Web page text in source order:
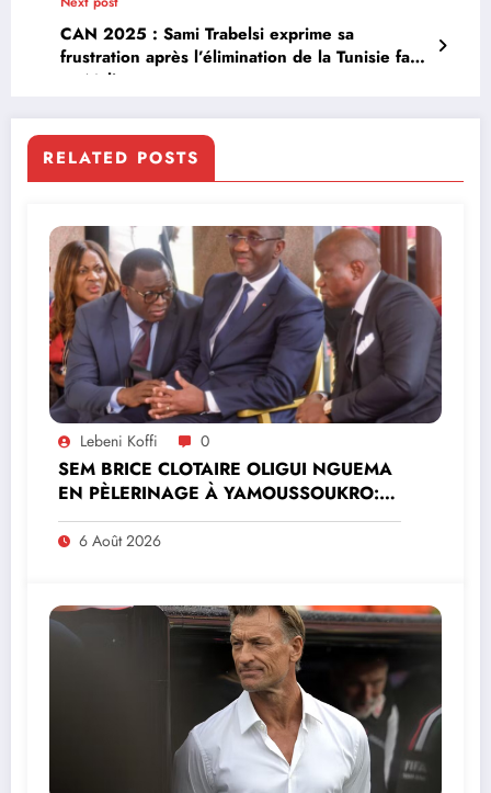
CAN 2025 : Sami Trabelsi exprime sa
frustration après l’élimination de la Tunisie face
au Mali
RELATED POSTS
Lebeni Koffi 0
SEM BRICE CLOTAIRE OLIGUI NGUEMA
EN PÈLERINAGE À YAMOUSSOUKRO:LE
MINISTRE PAULIN CLAUDE DANHO
PREND PART À LA CÉRÉMONIE
6 Août 2026